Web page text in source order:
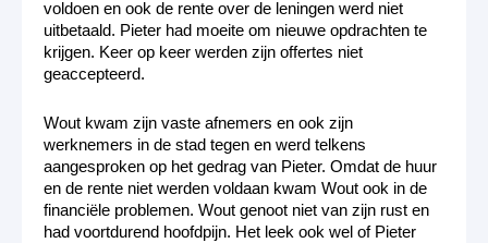
voldoen en ook de rente over de leningen werd niet
uitbetaald. Pieter had moeite om nieuwe opdrachten te
krijgen. Keer op keer werden zijn offertes niet
geaccepteerd.
Wout kwam zijn vaste afnemers en ook zijn
werknemers in de stad tegen en werd telkens
aangesproken op het gedrag van Pieter. Omdat de huur
en de rente niet werden voldaan kwam Wout ook in de
financiële problemen. Wout genoot niet van zijn rust en
had voortdurend hoofdpijn. Het leek ook wel of Pieter